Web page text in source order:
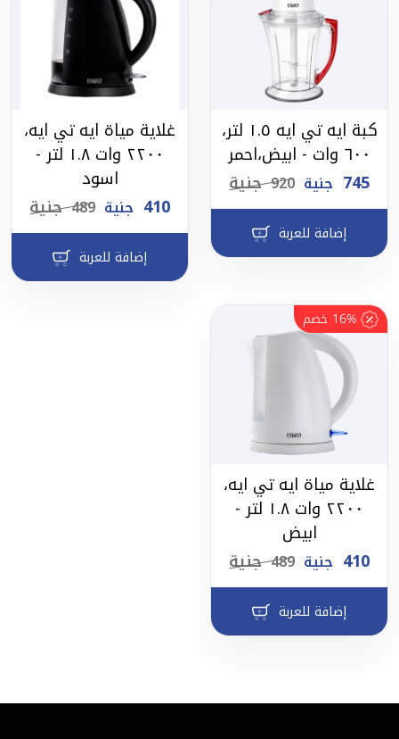
كبة ايه تي ايه ١.٥ لتر،
٦٠٠ وات - ابيض،احمر
745 جنية 920 جنية
إضافة للعربة
غلاية مياة ايه تي ايه،
٢٢٠٠ وات ١.٨ لتر -
اسود
410 جنية 489 جنية
إضافة للعربة
16% خصم
غلاية مياة ايه تي ايه،
٢٢٠٠ وات ١.٨ لتر -
ابيض
410 جنية 489 جنية
إضافة للعربة